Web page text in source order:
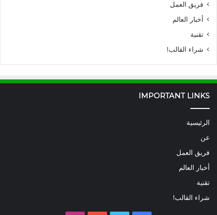
فريق العمل
أخبار العالم
تقنية
شراء القالب!
IMPORTANT LINKS
الرئيسية
عن
فريق العمل
أخبار العالم
تقنية
شراء القالب!